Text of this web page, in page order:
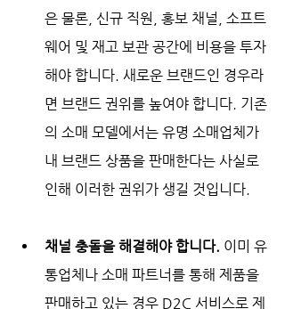
은 물론, 신규 직원, 홍보 채널, 소프트
웨어 및 재고 보관 공간에 비용을 투자
해야 합니다. 새로운 브랜드인 경우라
면 브랜드 권위를 높여야 합니다. 기존
의 소매 모델에서는 유명 소매업체가
내 브랜드 상품을 판매한다는 사실로
인해 이러한 권위가 생길 것입니다.
채널 충돌을 해결해야 합니다. 이미 유
통업체나 소매 파트너를 통해 제품을
판매하고 있는 경우 D2C 서비스로 제